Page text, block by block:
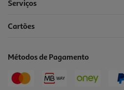
Serviços
Cartões
Métodos de Pagamento